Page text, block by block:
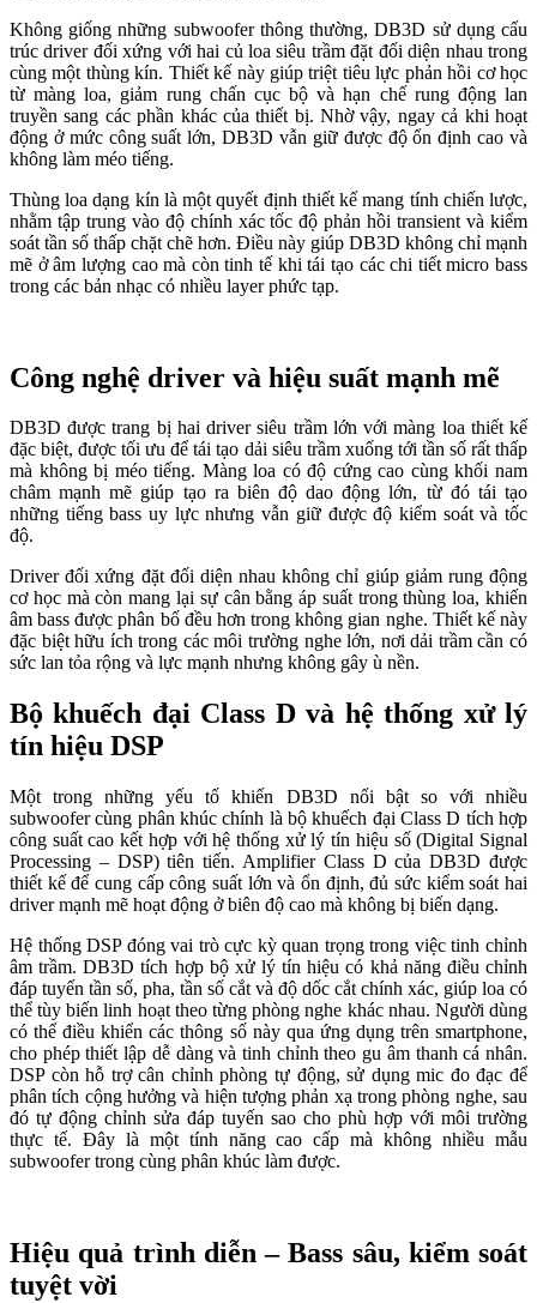
Không giống những subwoofer thông thường, DB3D sử dụng cấu
trúc driver đối xứng với hai củ loa siêu trầm đặt đối diện nhau trong
cùng một thùng kín. Thiết kế này giúp triệt tiêu lực phản hồi cơ học
từ màng loa, giảm rung chấn cục bộ và hạn chế rung động lan
truyền sang các phần khác của thiết bị. Nhờ vậy, ngay cả khi hoạt
động ở mức công suất lớn, DB3D vẫn giữ được độ ổn định cao và
không làm méo tiếng.
Thùng loa dạng kín là một quyết định thiết kế mang tính chiến lược,
nhằm tập trung vào độ chính xác tốc độ phản hồi transient và kiểm
soát tần số thấp chặt chẽ hơn. Điều này giúp DB3D không chỉ mạnh
mẽ ở âm lượng cao mà còn tinh tế khi tái tạo các chi tiết micro bass
trong các bản nhạc có nhiều layer phức tạp.
Công nghệ driver và hiệu suất mạnh mẽ
DB3D được trang bị hai driver siêu trầm lớn với màng loa thiết kế
đặc biệt, được tối ưu để tái tạo dải siêu trầm xuống tới tần số rất thấp
mà không bị méo tiếng. Màng loa có độ cứng cao cùng khối nam
châm mạnh mẽ giúp tạo ra biên độ dao động lớn, từ đó tái tạo
những tiếng bass uy lực nhưng vẫn giữ được độ kiểm soát và tốc
độ.
Driver đối xứng đặt đối diện nhau không chỉ giúp giảm rung động
cơ học mà còn mang lại sự cân bằng áp suất trong thùng loa, khiến
âm bass được phân bố đều hơn trong không gian nghe. Thiết kế này
đặc biệt hữu ích trong các môi trường nghe lớn, nơi dải trầm cần có
sức lan tỏa rộng và lực mạnh nhưng không gây ù nền.
Bộ khuếch đại Class D và hệ thống xử lý
tín hiệu DSP
Một trong những yếu tố khiến DB3D nổi bật so với nhiều
subwoofer cùng phân khúc chính là bộ khuếch đại Class D tích hợp
công suất cao kết hợp với hệ thống xử lý tín hiệu số (Digital Signal
Processing – DSP) tiên tiến. Amplifier Class D của DB3D được
thiết kế để cung cấp công suất lớn và ổn định, đủ sức kiểm soát hai
driver mạnh mẽ hoạt động ở biên độ cao mà không bị biến dạng.
Hệ thống DSP đóng vai trò cực kỳ quan trọng trong việc tinh chỉnh
âm trầm. DB3D tích hợp bộ xử lý tín hiệu có khả năng điều chỉnh
đáp tuyến tần số, pha, tần số cắt và độ dốc cắt chính xác, giúp loa có
thể tùy biến linh hoạt theo từng phòng nghe khác nhau. Người dùng
có thể điều khiển các thông số này qua ứng dụng trên smartphone,
cho phép thiết lập dễ dàng và tinh chỉnh theo gu âm thanh cá nhân.
DSP còn hỗ trợ cân chỉnh phòng tự động, sử dụng mic đo đạc để
phân tích cộng hưởng và hiện tượng phản xạ trong phòng nghe, sau
đó tự động chỉnh sửa đáp tuyến sao cho phù hợp với môi trường
thực tế. Đây là một tính năng cao cấp mà không nhiều mẫu
subwoofer trong cùng phân khúc làm được.
Hiệu quả trình diễn – Bass sâu, kiểm soát
tuyệt vời